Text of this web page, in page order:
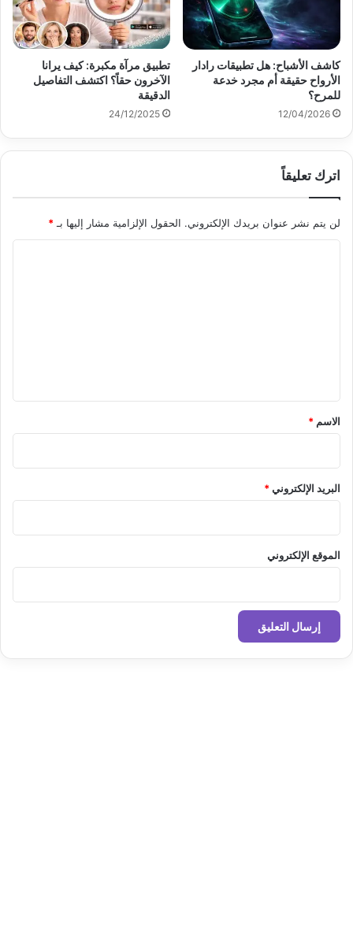
كاشف الأشباح: هل تطبيقات رادار
الأرواح حقيقة أم مجرد خدعة
للمرح؟
12/04/2026
تطبيق مرآة مكبرة: كيف يرانا
الآخرون حقاً؟ اكتشف التفاصيل
الدقيقة
24/12/2025
اترك تعليقاً
لن يتم نشر عنوان بريدك الإلكتروني. الحقول الإلزامية مشار إليها بـ *
*
الاسم *
البريد الإلكتروني*
الموقع الإلكتروني